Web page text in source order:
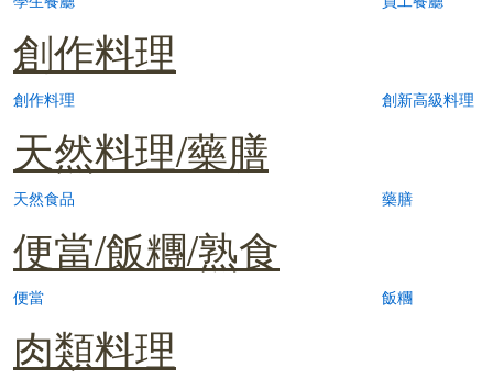
創作料理
創作料理 創新高級料理
天然料理/藥膳
天然食品 藥膳
便當/飯糰/熟食
便當 飯糰
肉類料理